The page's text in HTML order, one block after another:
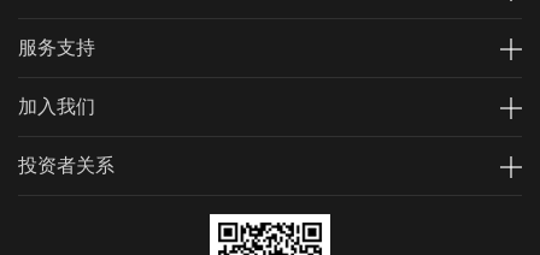
服务支持
加入我们
投资者关系